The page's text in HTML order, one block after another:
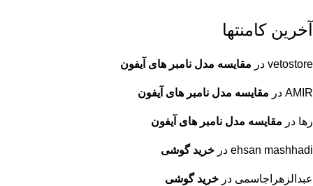
آخرین کامنتها
vetostore در مقایسه مدل نامبر های آیفون
AMIR در مقایسه مدل نامبر های آیفون
رها در مقایسه مدل نامبر های آیفون
ehsan mashhadi در خرید گوشی
عبدالزهراجاسمی در خرید گوشی